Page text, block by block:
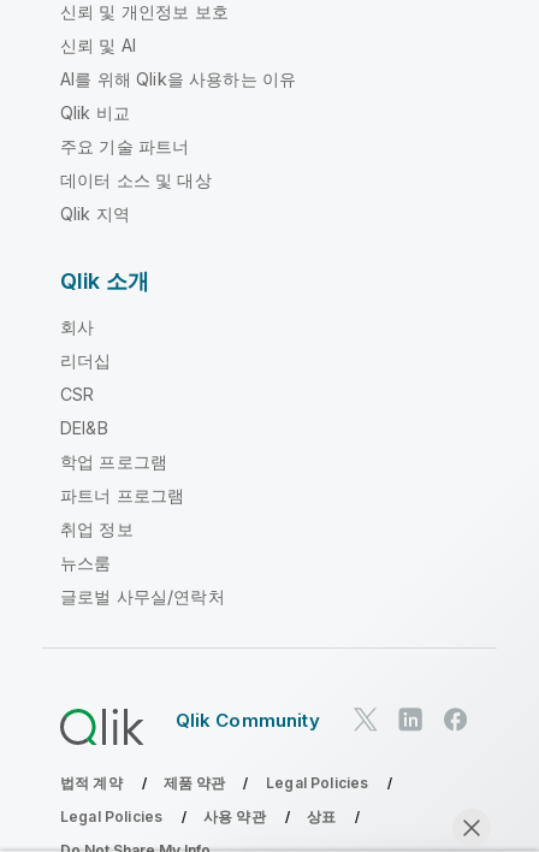
신뢰 및 개인정보 보호
신뢰 및 AI
AI를 위해 Qlik을 사용하는 이유
Qlik 비교
주요 기술 파트너
데이터 소스 및 대상
Qlik 지역
Qlik 소개
회사
리더십
CSR
DEI&B
학업 프로그램
파트너 프로그램
취업 정보
뉴스룸
글로벌 사무실/연락처
Qlik Community
법적 계약 제품 약관
Legal Policies
Legal Policies
사용 약관
상표